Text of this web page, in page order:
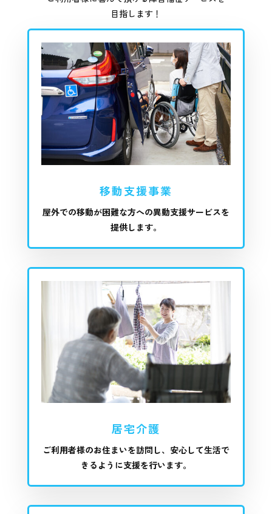
目指します！
移動支援事業
屋外での移動が困難な方への異動支援サービスを
提供します。
居宅介護
ご利用者様のお住まいを訪問し、安心して生活で
きるように支援を行います。